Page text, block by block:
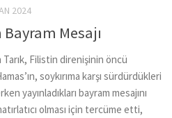
2024
Mesajı
Tarık, Filistin direnişinin öncü
soykırıma karşı sürdürdükleri
yayınladıkları bayram mesajını
olması için tercüme etti,